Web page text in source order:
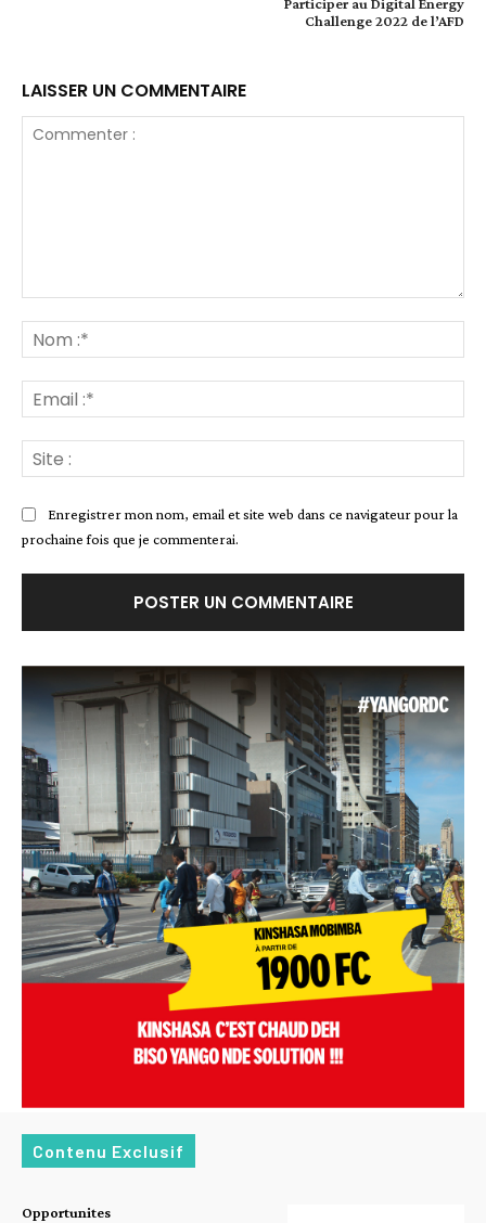
Participer au Digital Energy
Challenge 2022 de l’AFD
LAISSER UN COMMENTAIRE
:*
:*
:
Enregistrer mon nom, email et site web dans ce navigateur pour la
prochaine fois que je commenterai.
Contenu Exclusif
Opportunites